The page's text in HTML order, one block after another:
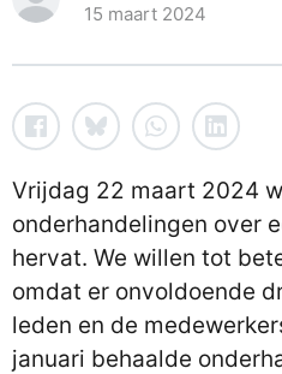
15 maart 2024
Vrijdag 22 maart 2024
onderhandelingen over
hervat. We willen tot
omdat er onvoldoende
leden en de
januari behaalde